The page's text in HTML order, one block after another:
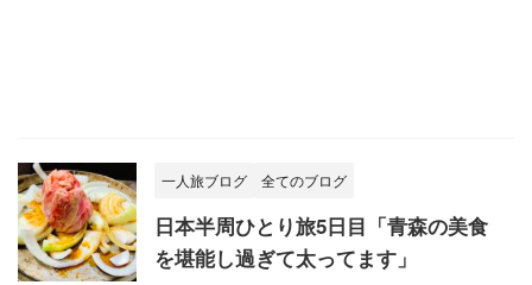
一人旅ブログ 全てのブログ
日本半周ひとり旅5日目「青森の美食
を堪能し過ぎて太ってます」